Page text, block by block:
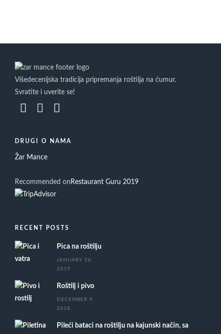
Višedecenijska tradicija pripremanja roštilja na ćumur.
Svratite i uverite se!
DRUGI O NAMA
Žar Mance
Recommended on Restaurant Guru 2019
RECENT POSTS
Pica na roštilju
JANUARY 26,
2019
Roštilj i pivo
DECEMBER 9,
2018
Pileći bataci na roštilju na kajunski način, sa